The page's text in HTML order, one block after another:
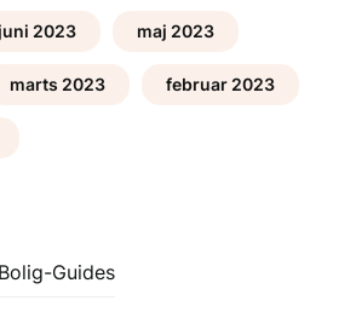
2023 maj 2023
marts 2023 februar 2023
Bolig-Guides